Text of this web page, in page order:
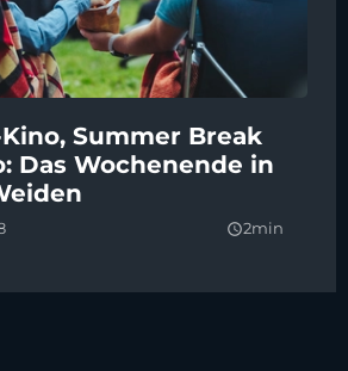
Summer Break
Das Wochenende in
query_builder2min